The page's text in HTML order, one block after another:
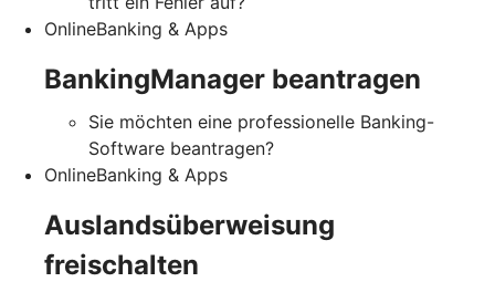
OnlineBanking & Apps
BankingManager beantragen
Sie möchten eine professionelle Banking-
Software beantragen?
OnlineBanking & Apps
Auslandsüberweisung
freischalten